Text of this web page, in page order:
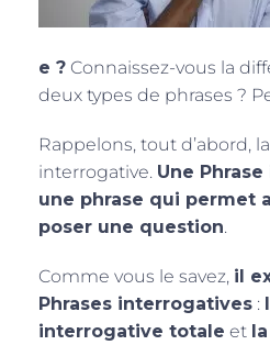
e ? Connaissez-vous la
deux types de phrases ?
Rappelons, tout d’abord,
interrogative. Une
une phrase qui permet
poser une question.
Comme vous le savez, il
Phrases interrogatives :
interrogative totale et